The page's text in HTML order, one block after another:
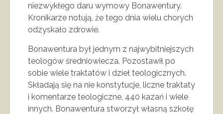
niezwykłego daru wymowy Bonawentury.
Kronikarze notują, że tego dnia wielu chorych
odzyskało zdrowie.
Bonawentura był jednym z najwybitniejszych
teologów średniowiecza. Pozostawił po
sobie wiele traktatów i dzieł teologicznych.
Składają się na nie konstytucje, liczne traktaty
i komentarze teologiczne, 440 kazań i wiele
innych. Bonawentura stworzył własną szkołę